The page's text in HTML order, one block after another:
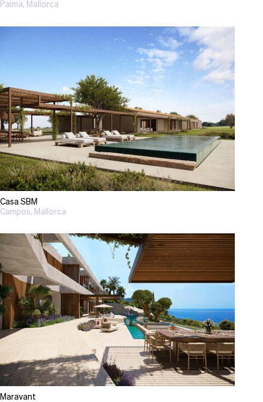
Palma, Mallorca
Casa SBM
Campos, Mallorca
Maravant